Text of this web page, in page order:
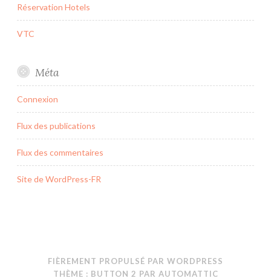
Réservation Hotels
VTC
Méta
Connexion
Flux des publications
Flux des commentaires
Site de WordPress-FR
FIÈREMENT PROPULSÉ PAR WORDPRESS
THÈME : BUTTON 2 PAR AUTOMATTIC